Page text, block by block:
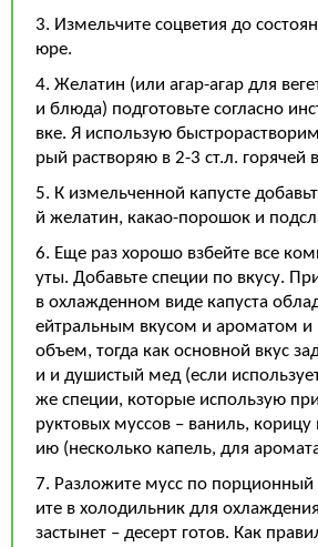
3. Измельчите соцветия до
юре.
4. Желатин (или агар-агар для
и блюда) подготовьте согласно
вке. Я использую
рый растворяю в 2-3 ст.л. горячей
5. К измельченной капусте
й желатин, какао-порошок и
6. Еще раз хорошо взбейте все
уты. Добавьте специи по вкусу.
в охлажденном виде капуста
ейтральным вкусом и ароматом и
объем, тогда как основной вкус
и и душистый мед (если
же специи, которые использую
руктовых муссов – ваниль,
ию (несколько капель, для
7. Разложите мусс по
ите в холодильник для
застынет – десерт готов. Как